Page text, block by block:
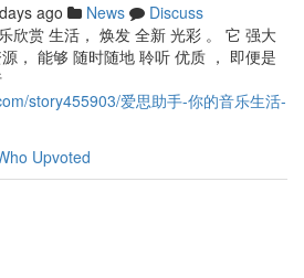
ago News
Discuss
欣赏 生活， 焕发 全新 光彩 。 它 强大
， 能够 随时随地 聆听 优质 ， 即便是
story455903/爱思助手-你的音乐生活-
Upvoted